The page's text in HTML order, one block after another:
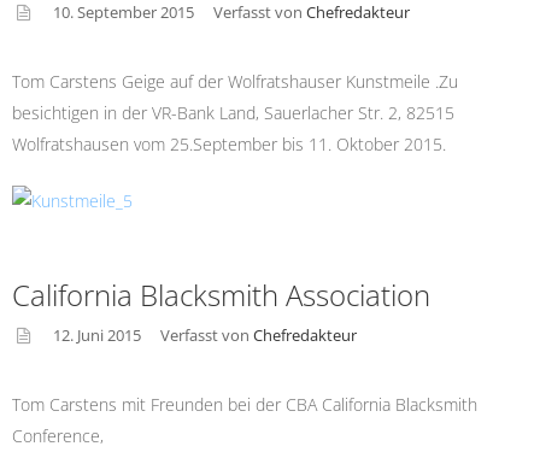
e
10. September 2015 Verfasst von Chefredakteur
Tom Carstens Geige auf der Wolfratshauser Kunstmeile .Zu
besichtigen in der VR-Bank Land, Sauerlacher Str. 2, 82515
Wolfratshausen vom 25.September bis 11. Oktober 2015.
California Blacksmith Association
e
12. Juni 2015 Verfasst von Chefredakteur
Tom Carstens mit Freunden bei der CBA California Blacksmith
Conference,